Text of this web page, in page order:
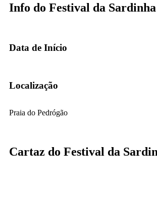
Info do Festival da Sardinha
Data de Início
Localização
Praia do Pedrógão
Cartaz do Festival da